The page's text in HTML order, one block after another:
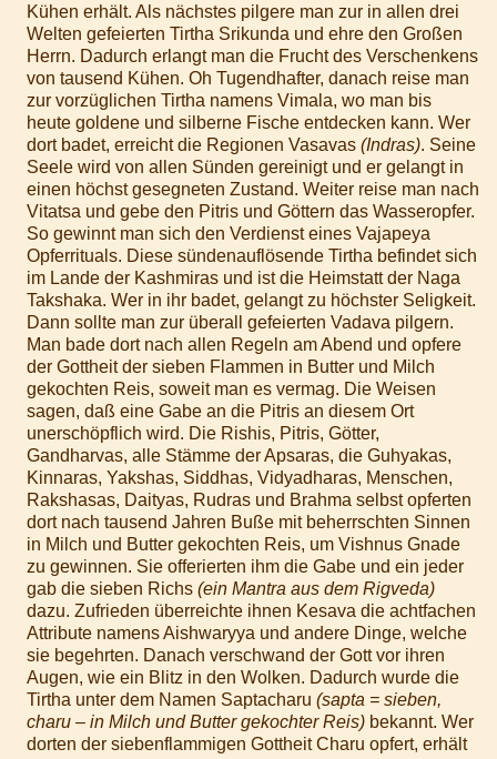
Kühen erhält. Als nächstes pilgere man zur in allen drei
Welten gefeierten Tirtha Srikunda und ehre den Großen
Herrn. Dadurch erlangt man die Frucht des Verschenkens
von tausend Kühen. Oh Tugendhafter, danach reise man
zur vorzüglichen Tirtha namens Vimala, wo man bis
heute goldene und silberne Fische entdecken kann. Wer
dort badet, erreicht die Regionen Vasavas (Indras). Seine
Seele wird von allen Sünden gereinigt und er gelangt in
einen höchst gesegneten Zustand. Weiter reise man nach
Vitatsa und gebe den Pitris und Göttern das Wasseropfer.
So gewinnt man sich den Verdienst eines Vajapeya
Opferrituals. Diese sündenauflösende Tirtha befindet sich
im Lande der Kashmiras und ist die Heimstatt der Naga
Takshaka. Wer in ihr badet, gelangt zu höchster Seligkeit.
Dann sollte man zur überall gefeierten Vadava pilgern.
Man bade dort nach allen Regeln am Abend und opfere
der Gottheit der sieben Flammen in Butter und Milch
gekochten Reis, soweit man es vermag. Die Weisen
sagen, daß eine Gabe an die Pitris an diesem Ort
unerschöpflich wird. Die Rishis, Pitris, Götter,
Gandharvas, alle Stämme der Apsaras, die Guhyakas,
Kinnaras, Yakshas, Siddhas, Vidyadharas, Menschen,
Rakshasas, Daityas, Rudras und Brahma selbst opferten
dort nach tausend Jahren Buße mit beherrschten Sinnen
in Milch und Butter gekochten Reis, um Vishnus Gnade
zu gewinnen. Sie offerierten ihm die Gabe und ein jeder
gab die sieben Richs (ein Mantra aus dem Rigveda)
dazu. Zufrieden überreichte ihnen Kesava die achtfachen
Attribute namens Aishwaryya und andere Dinge, welche
sie begehrten. Danach verschwand der Gott vor ihren
Augen, wie ein Blitz in den Wolken. Dadurch wurde die
Tirtha unter dem Namen Saptacharu (sapta = sieben,
charu – in Milch und Butter gekochter Reis) bekannt. Wer
dorten der siebenflammigen Gottheit Charu opfert, erhält